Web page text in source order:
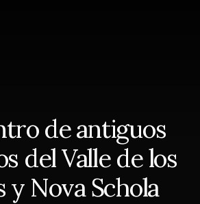
de antiguos
del Valle de los
y Nova Schola